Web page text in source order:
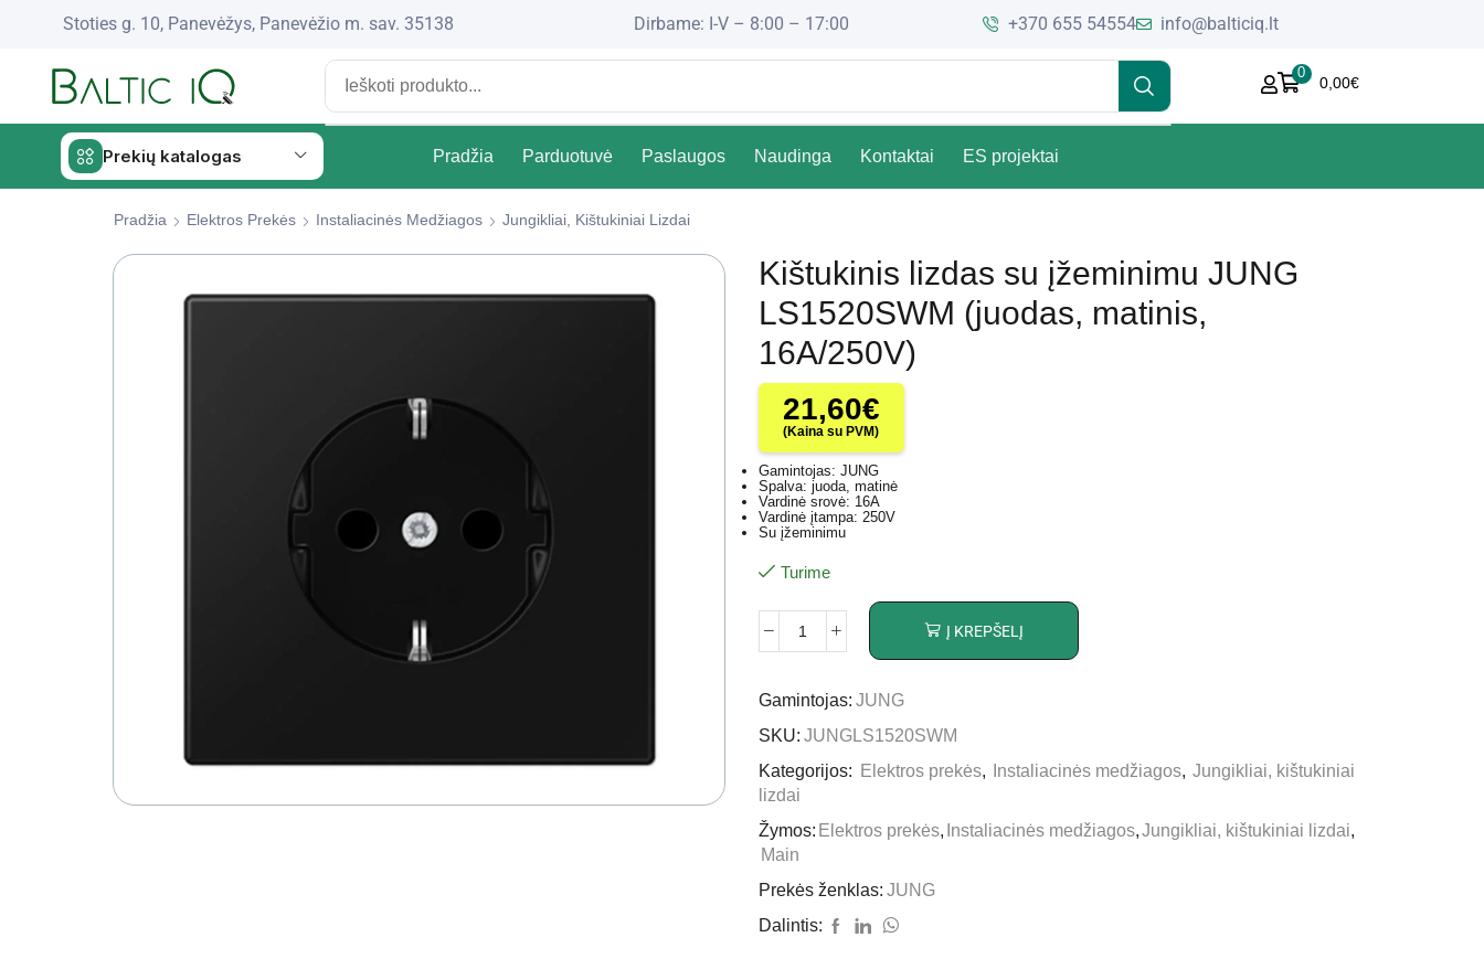
Stoties g. 10, Panevėžys, Panevėžio m. sav. 35138 Dirbame: I-V – 8:00 – 17:00 +370 655 54554 info@balticiq.lt
0
0,00€
Prekių katalogas Pradžia Parduotuvė Paslaugos Naudinga Kontaktai ES projektai
Pradžia Elektros Prekės Instaliacinės Medžiagos Jungikliai, Kištukiniai Lizdai
Kištukinis lizdas su įžeminimu JUNG
LS1520SWM (juodas, matinis,
16A/250V)
21,60€
(Kaina su PVM)
Gamintojas: JUNG
Spalva: juoda, matinė
Vardinė srovė: 16A
Vardinė įtampa: 250V
Su įžeminimu
Turime
Į KREPŠELĮ
Gamintojas: JUNG
SKU: JUNGLS1520SWM
Kategorijos:
Elektros prekės, Instaliacinės medžiagos, Jungikliai, kištukiniai
lizdai
Žymos: Elektros prekės, Instaliacinės medžiagos,Jungikliai, kištukiniai lizdai,
Main
Prekės ženklas: JUNG
Dalintis: